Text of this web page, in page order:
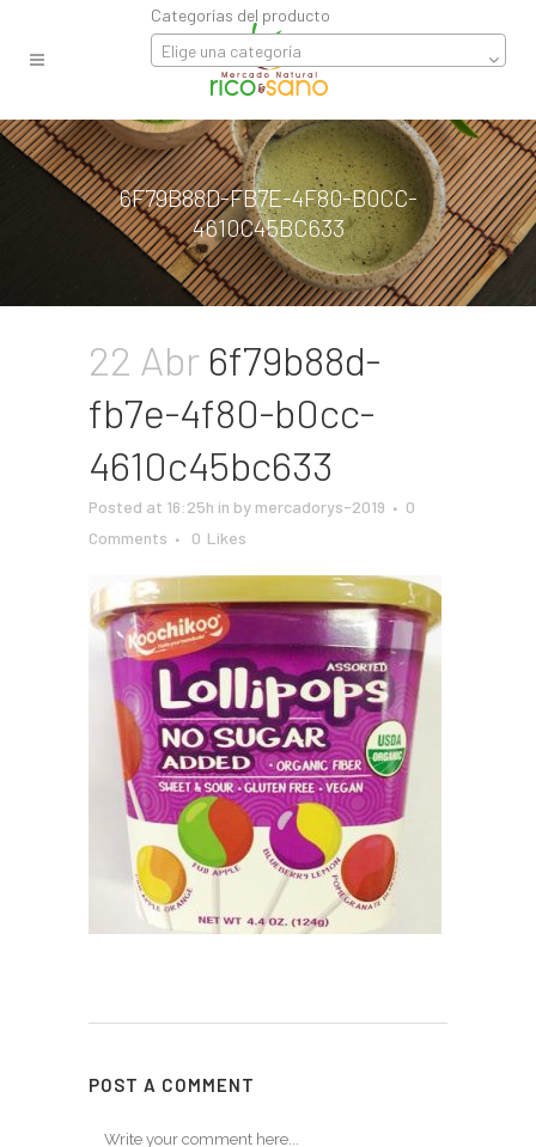
Categorías del producto
Elige una categoría
6F79B88D-FB7E-4F80-B0CC-
4610C45BC633
22 Abr 6f79b88d-
fb7e-4f80-b0cc-
4610c45bc633
Posted at 16:25h in by mercadorys-2019
0
Comments
0 Likes
POST A COMMENT